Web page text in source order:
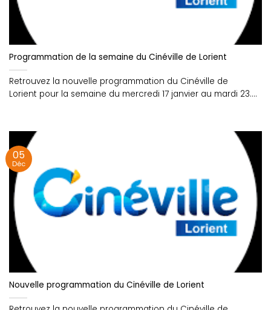
Programmation de la semaine du Cinéville de Lorient
Retrouvez la nouvelle programmation du Cinéville de
Lorient pour la semaine du mercredi 17 janvier au mardi 23....
Nouvelle programmation du Cinéville de Lorient
05
Déc